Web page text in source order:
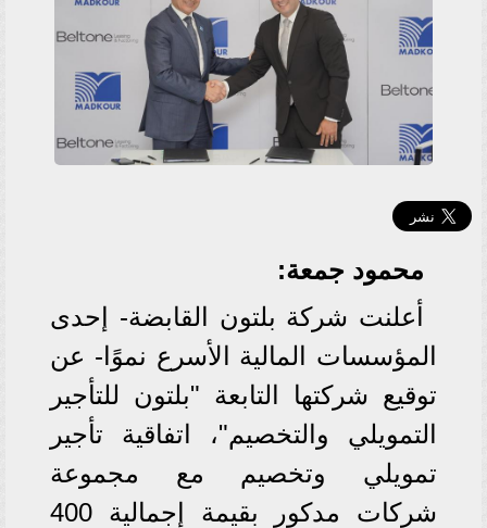
محمود جمعة:
أعلنت شركة بلتون القابضة- إحدى
المؤسسات المالية الأسرع نموًا- عن
توقيع شركتها التابعة "بلتون للتأجير
التمويلي والتخصيم"، اتفاقية تأجير
تمويلي وتخصيم مع مجموعة
شركات مدكور بقيمة إجمالية 400